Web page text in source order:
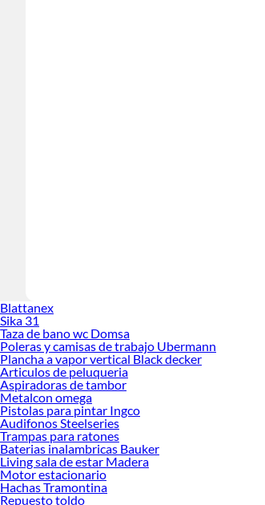
Blattanex
Sika 31
Taza de bano wc Domsa
Poleras y camisas de trabajo Ubermann
Plancha a vapor vertical Black decker
Articulos de peluqueria
Aspiradoras de tambor
Metalcon omega
Pistolas para pintar Ingco
Audifonos Steelseries
Trampas para ratones
Baterias inalambricas Bauker
Living sala de estar Madera
Motor estacionario
Hachas Tramontina
Repuesto toldo